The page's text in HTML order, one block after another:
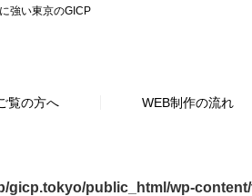
強い東京のGICP
覧の方へ WEB制作の流れ
gicp.tokyo/public_html/wp-